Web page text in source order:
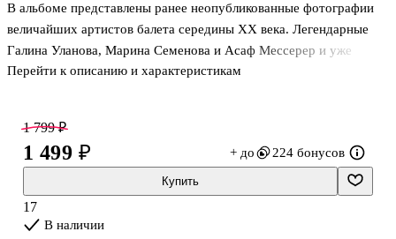
В альбоме представлены ранее неопубликованные фотографии
величайших артистов балета середины XX века. Легендарные
Галина Уланова, Марина Семенова и Асаф Мессерер и уже
взошедшая
Наталья Бессмертнова, Юрий Владимиров, Михаил Лавровский,
Марис Лиепа, Борис Акимов, Нина Сорокина и совсем юные
артисты — Надежда Павлова, ВячеславГордеев, Нина
Семизорова, Алла Михальченко, Людмила Семеняка, Нина
Ананиашвили, Андрис
Перейти к описанию и характеристикам
1 799 ₽
1 499 ₽ + до 224 бонусов
Купить
17
В наличии